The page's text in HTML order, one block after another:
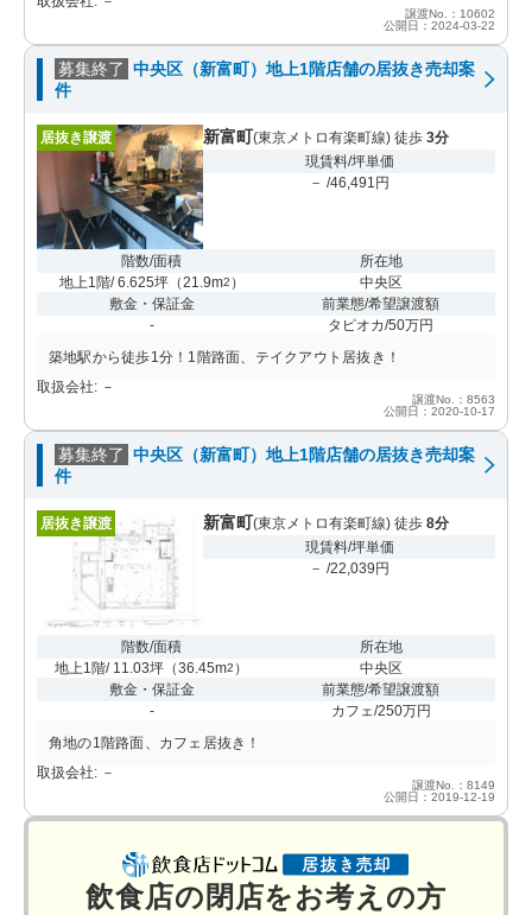
譲渡No.：10602
公開日：2024-03-22
募集終了 中央区（新富町）地上1階店舗の居抜き売却案
件
居抜き譲渡 新富町(東京メトロ有楽町線) 徒歩 3分
現賃料/坪単価
－ /46,491円
階数/面積
地上1階/ 6.625坪（21.9m2 ）
所在地
中央区
敷金・保証金
-
前業態/希望譲渡額
タピオカ/50万円
築地駅から徒歩1分！1階路面、テイクアウト居抜き！
取扱会社: －
譲渡No.：8563
公開日：2020-10-17
募集終了 中央区（新富町）地上1階店舗の居抜き売却案
件
居抜き譲渡 新富町(東京メトロ有楽町線) 徒歩 8分
現賃料/坪単価
－ /22,039円
階数/面積
地上1階/ 11.03坪 （36.45m2 ）
所在地
中央区
敷金・保証金
-
前業態/希望譲渡額
カフェ/250万円
角地の1階路面、カフェ居抜き！
取扱会社: －
譲渡No.：8149
公開日：2019-12-19
飲食店の閉店をお考えの方